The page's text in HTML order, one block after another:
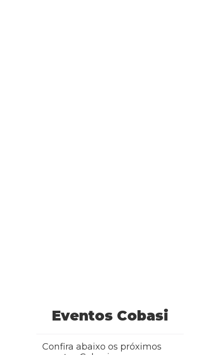
Eventos Cobasi
Confira abaixo os próximos